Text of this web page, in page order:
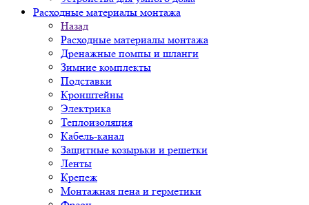
Расходные материалы монтажа
Назад
Расходные материалы монтажа
Дренажные помпы и шланги
Зимние комплекты
Подставки
Кронштейны
Электрика
Теплоизоляция
Кабель-канал
Защитные козырьки и решетки
Ленты
Крепеж
Монтажная пена и герметики